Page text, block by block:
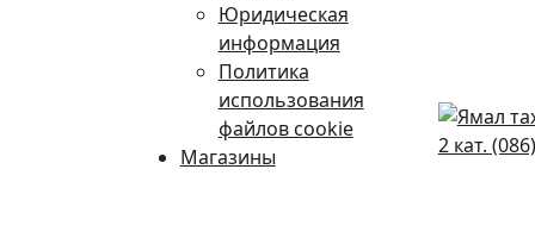
Юридическая
информация
Политика
использования
файлов cookie
Магазины